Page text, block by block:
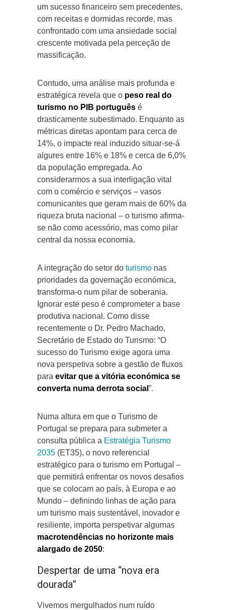
um sucesso financeiro sem precedentes,
com receitas e dormidas recorde, mas
confrontado com uma ansiedade social
crescente motivada pela perceção de
massificação.
Contudo, uma análise mais profunda e
estratégica revela que o peso real do
turismo no PIB português é
drasticamente subestimado. Enquanto as
métricas diretas apontam para cerca de
14%, o impacte real induzido situar-se-á
algures entre 16% e 18% e cerca de 6,0%
da população empregada. Ao
considerarmos a sua interligação vital
com o comércio e serviços – vasos
comunicantes que geram mais de 60% da
riqueza bruta nacional – o turismo afirma-
se não como acessório, mas como pilar
central da nossa economia.
A integração do setor do turismo nas
prioridades da governação económica,
transforma-o num pilar de soberania.
Ignorar este peso é comprometer a base
produtiva nacional. Como disse
recentemente o Dr. Pedro Machado,
Secretário de Estado do Turismo: “O
sucesso do Turismo exige agora uma
nova perspetiva sobre a gestão de fluxos
para evitar que a vitória económica se
converta numa derrota social ”.
Numa altura em que o Turismo de
Portugal se prepara para submeter a
consulta pública a Estratégia Turismo
2035 (ET35), o novo referencial
estratégico para o turismo em Portugal –
que permitirá enfrentar os novos desafios
que se colocam ao país, à Europa e ao
Mundo – definindo linhas de ação para
um turismo mais sustentável, inovador e
resiliente, importa perspetivar algumas
macrotendências no horizonte mais
alargado de 2050:
Despertar de uma “nova era
dourada”
Vivemos mergulhados num ruído